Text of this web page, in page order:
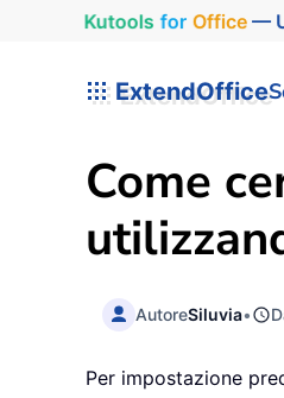
Kutools for Office—
ExtendOffice
Come
AutoreSiluvia•
Per impostazione